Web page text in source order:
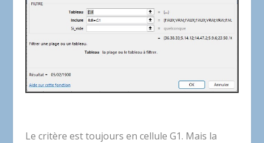
Le critère est toujours en cellule G1. Mais la